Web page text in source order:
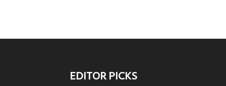
EDITOR PICKS